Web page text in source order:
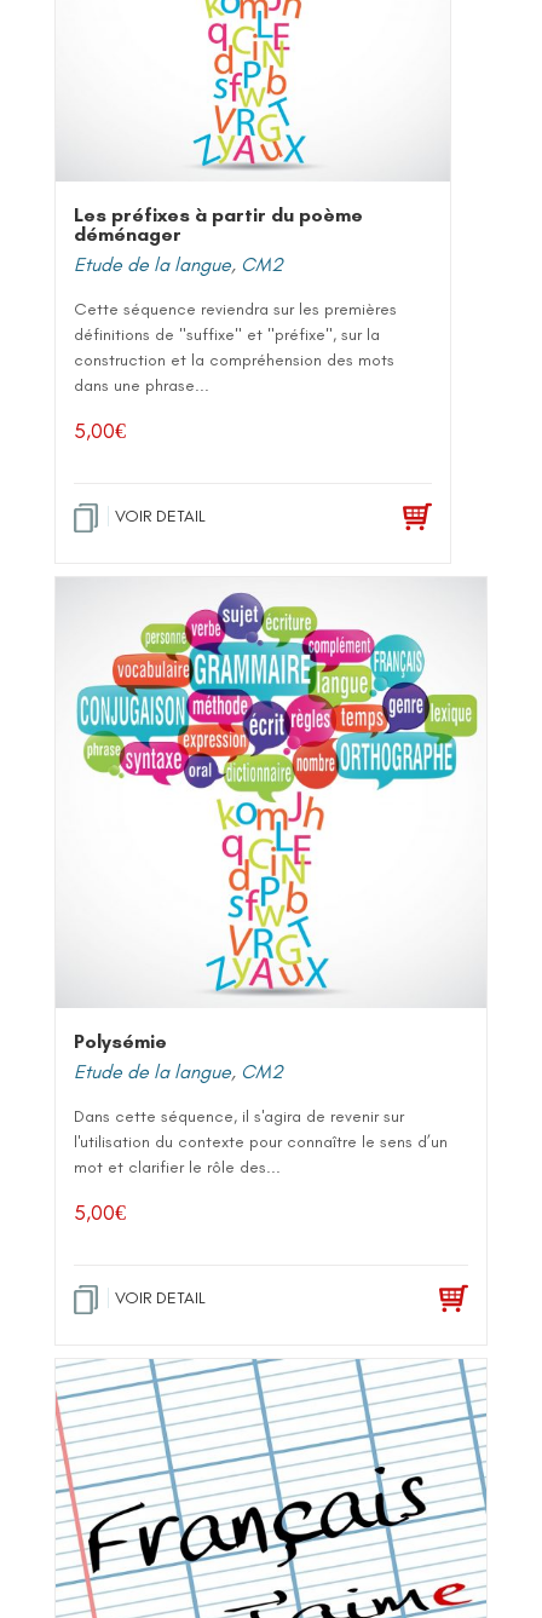
Les préfixes à partir du poème
déménager
Etude de la langue, CM2
Cette séquence reviendra sur les premières
définitions de "suffixe" et "préfixe", sur la
construction et la compréhension des mots
dans une phrase...
5,00€
VOIR DETAIL
Polysémie
Etude de la langue, CM2
Dans cette séquence, il s'agira de revenir sur
l'utilisation du contexte pour connaître le sens d’un
mot et clarifier le rôle des...
5,00€
VOIR DETAIL